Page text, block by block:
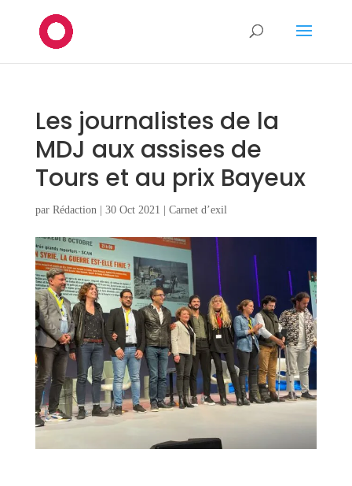
Les journalistes de la
MDJ aux assises de
Tours et au prix Bayeux
par Rédaction| 30 Oct 2021 Carnet d’exil